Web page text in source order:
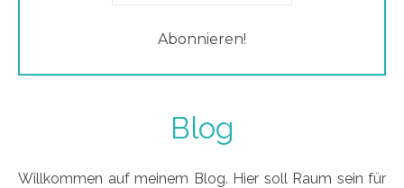
Blog
Willkommen auf meinem Blog. Hier soll Raum sein für